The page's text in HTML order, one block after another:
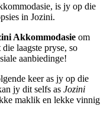
is jy op die
in Jozini.
Akkommodasie om
laagste pryse, so
aanbiedinge!
keer as jy op die
jy dit selfs as Jozini
maklik en lekke vinnig